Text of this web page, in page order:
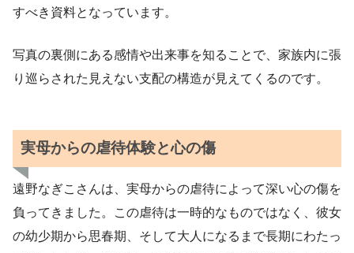
すべき資料となっています。
写真の裏側にある感情や出来事を知ることで、家族内に張
り巡らされた見えない支配の構造が見えてくるのです。
実母からの虐待体験と心の傷
遠野なぎこさんは、実母からの虐待によって深い心の傷を
負ってきました。この虐待は一時的なものではなく、彼女
の幼少期から思春期、そして大人になるまで長期にわたっ